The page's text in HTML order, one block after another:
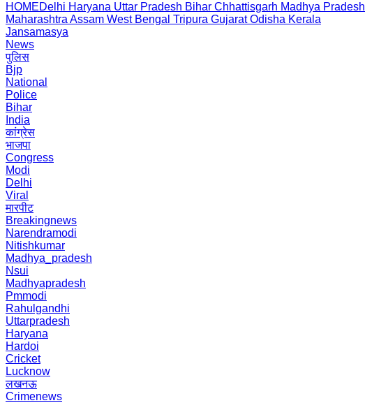
HOMEDelhi Haryana Uttar Pradesh Bihar Chhattisgarh Madhya Pradesh
Maharashtra Assam West Bengal Tripura Gujarat Odisha Kerala
Jansamasya
News
पुलिस
Bjp
National
Police
Bihar
India
कांग्रेस
भाजपा
Congress
Modi
Delhi
Viral
मारपीट
Breakingnews
Narendramodi
Nitishkumar
Madhya_pradesh
Nsui
Madhyapradesh
Pmmodi
Rahulgandhi
Uttarpradesh
Haryana
Hardoi
Cricket
Lucknow
लखनऊ
Crimenews